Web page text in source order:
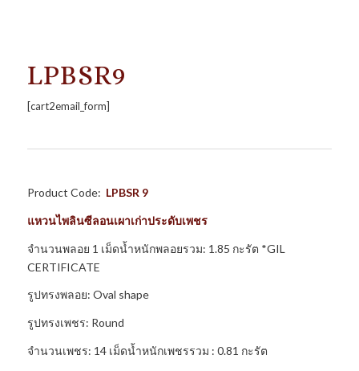
LPBSR9
[cart2email_form]
Product Code: LPBSR 9
แหวนไพลินซีลอนเผาเก่าประดับเพชร
จำนวนพลอย 1 เม็ดน้ำหนักพลอยรวม: 1.85 กะรัต *GIL
CERTIFICATE
รูปทรงพลอย: Oval shape
รูปทรงเพชร: Round
จำนวนเพชร: 14 เม็ดน้ำหนักเพชรรวม : 0.81 กะรัต